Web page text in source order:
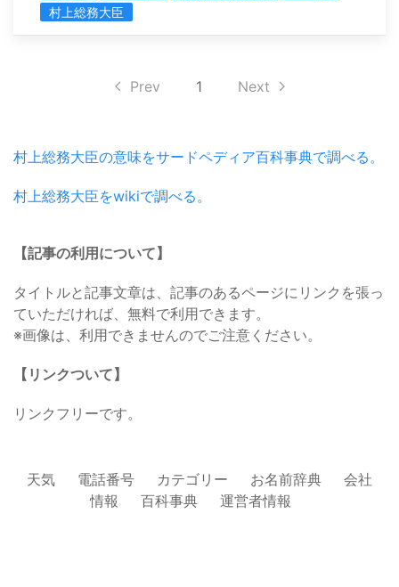
村上総務大臣
Prev 1 Next
村上総務大臣の意味をサードペディア百科事典で調べる。
村上総務大臣をwikiで調べる。
【記事の利用について】
タイトルと記事文章は、記事のあるページにリンクを張っ
ていただければ、無料で利用できます。
※画像は、利用できませんのでご注意ください。
【リンクついて】
リンクフリーです。
天気 電話番号 カテゴリー お名前辞典
会社
情報
百科事典 運営者情報